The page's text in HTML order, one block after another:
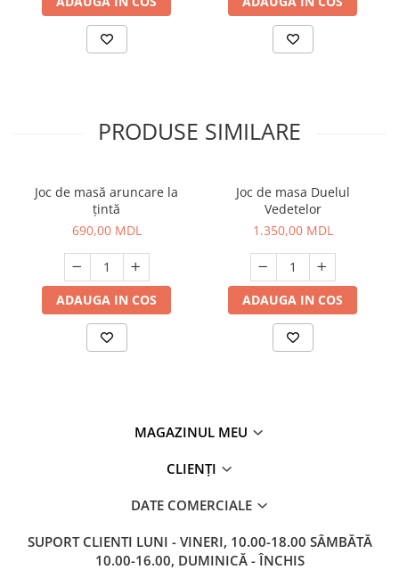
PRODUSE SIMILARE
Joc de masă aruncare la
țintă
690,00 MDL
ADAUGA IN COS
Joc de masa Duelul
Vedetelor
1.350,00 MDL
ADAUGA IN COS
MAGAZINUL MEU
CLIENȚI
DATE COMERCIALE
SUPORT CLIENTI LUNI - VINERI, 10.00-18.00 SÂMBĂTĂ
10.00-16.00, DUMINICĂ - ÎNCHIS